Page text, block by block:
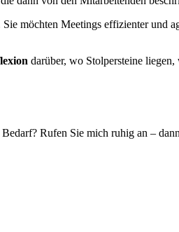
möchten Meetings effizienter und
darüber, wo Stolpersteine
Rufen Sie mich ruhig an –